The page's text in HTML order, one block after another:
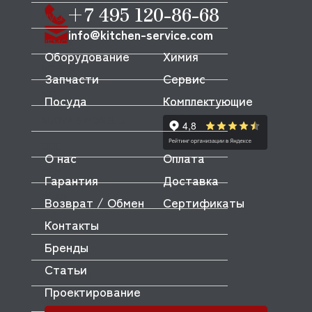
MVQ
NEMOX
NOPEIN
NTF
OLAB
OLIS
OLYMPIA
OMNIWASH
ORVED
+7 495 120-86-68
info@kitchen-service.com
Оборудование
Запчасти
Посуда
Химия
Сервис
Комплектующие
О нас
Оплата
Гарантия
Доставка
Возврат / Обмен
Сертификаты
Контакты
Бренды
Статьи
Проектирование